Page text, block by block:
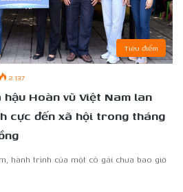
Tiêu điểm
2.137
Hoàn vũ Việt Nam lan
cực đến xã hội trong tháng
hành trình của một cô gái chưa bao giờ